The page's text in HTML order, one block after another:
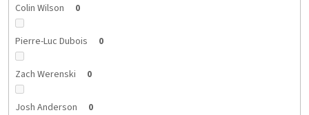
Colin Wilson 0
Pierre-Luc Dubois 0
Zach Werenski 0
Josh Anderson 0